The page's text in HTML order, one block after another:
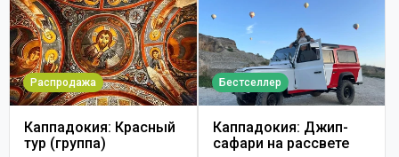
Распродажа
Каппадокия: Красный
тур (группа)
Бестселлер
Каппадокия: Джип-
сафари на рассвете